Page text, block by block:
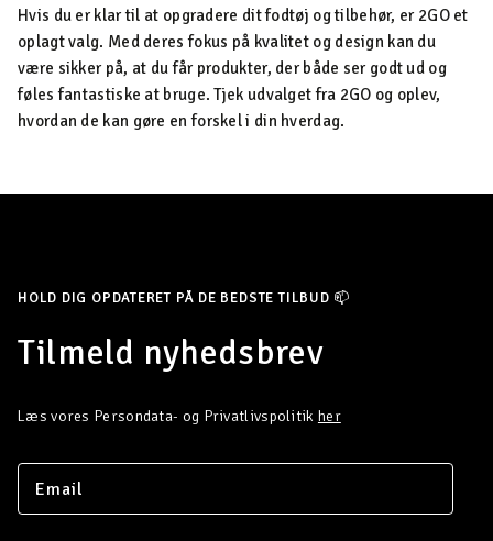
Hvis du er klar til at opgradere dit fodtøj og tilbehør, er 2GO et
oplagt valg. Med deres fokus på kvalitet og design kan du
være sikker på, at du får produkter, der både ser godt ud og
føles fantastiske at bruge. Tjek udvalget fra 2GO og oplev,
hvordan de kan gøre en forskel i din hverdag.
HOLD DIG OPDATERET PÅ DE BEDSTE TILBUD 📫
Tilmeld nyhedsbrev
Læs vores Persondata- og Privatlivspolitik her